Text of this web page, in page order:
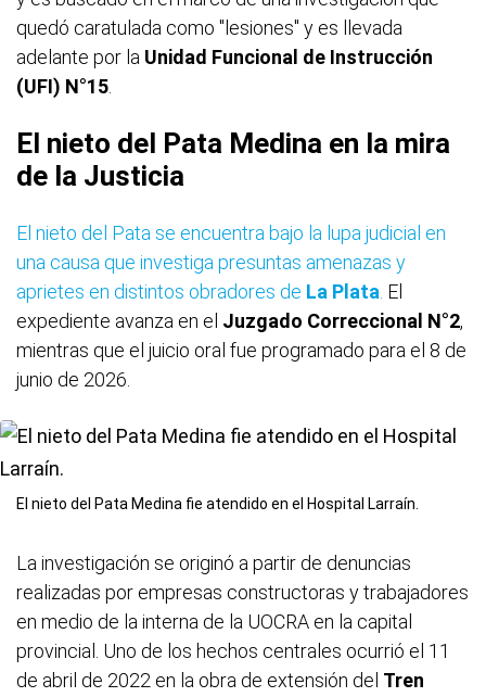
quedó caratulada como "lesiones" y es llevada
adelante por la Unidad Funcional de Instrucción
(UFI) N°15
El nieto del Pata Medina en la mira
de la Justicia
El nieto del Pata se encuentra bajo la lupa judicial en
una causa que investiga presuntas amenazas y
aprietes en distintos obradores de La Plata El
expediente avanza en el Juzgado Correccional N°2,
mientras que el juicio oral fue programado para el 8 de
junio de 2026.
El nieto del Pata Medina fie atendido en el Hospital Larraín.
La investigación se originó a partir de denuncias
realizadas por empresas constructoras y trabajadores
en medio de la interna de la UOCRA en la capital
provincial. Uno de los hechos centrales ocurrió el 11
de abril de 2022 en la obra de extensión del Tren